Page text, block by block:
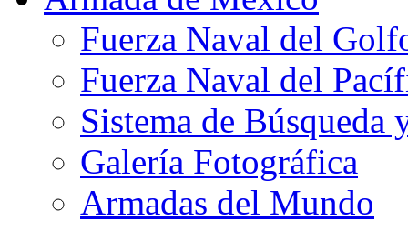
Fuerza Naval del
Fuerza Naval del
Sistema de Búsqueda
Galería Fotográfica
Armadas del Mundo